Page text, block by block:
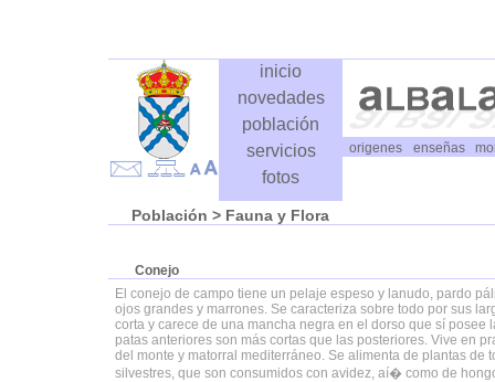
inicio
novedades
población
servicios
fotos
origenes enseñas
Población > Fauna y Flora
Conejo
El conejo de campo tiene un pelaje espeso y lanudo, pardo
ojos grandes y marrones. Se caracteriza sobre todo por sus
corta y carece de una mancha negra en el dorso que sí
patas anteriores son más cortas que las posteriores. Vive en
del monte y matorral mediterráneo. Se alimenta de plantas de
silvestres, que son consumidos con avidez, aí� como de